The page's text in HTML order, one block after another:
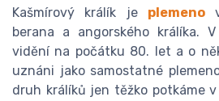
Kašmírový králík je plemeno
berana a angorského králíka.
vidění na počátku 80. let a o
uznáni jako samostatné
druh králíků jen těžko potkáme